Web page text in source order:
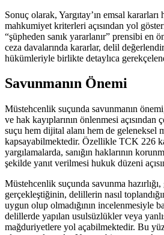
Sonuç olarak, Yargıtay’ın emsal kararları
mahkumiyet kriterleri açısından yol
“şüpheden sanık yararlanır” prensibi en
ceza davalarında kararlar, delil
hükümleriyle birlikte detaylıca
Savunmanın Önemi
Müstehcenlik suçunda savunmanın
ve hak kayıplarının önlenmesi
suçu hem dijital alanı hem de geleneksel
kapsayabilmektedir. Özellikle TCK 226
yargılamalarda, sanığın haklarının
şekilde yanıt verilmesi hukuk düzeni
Müstehcenlik suçunda savunma hazırlığı,
gerçekleştiğinin, delillerin nasıl
uygun olup olmadığının incelenmesiyle
delillerde yapılan usulsüzlükler veya
mağduriyetlere yol açabilmektedir. Bu